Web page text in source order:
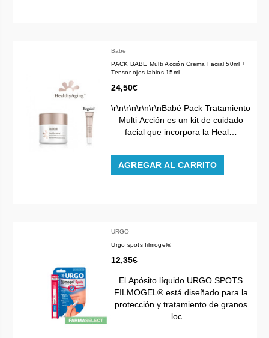
Babe
PACK BABE Multi Acción Crema Facial 50ml +
Tensor ojos labios 15ml
24,50€
\r\n\r\n\r\n\r\nBabé Pack Tratamiento
Multi Acción es un kit de cuidado
facial que incorpora la Heal…
AGREGAR AL CARRITO
URGO
Urgo spots filmogel®
12,35€
El Apósito líquido URGO SPOTS
FILMOGEL® está diseñado para la
protección y tratamiento de granos
loc…